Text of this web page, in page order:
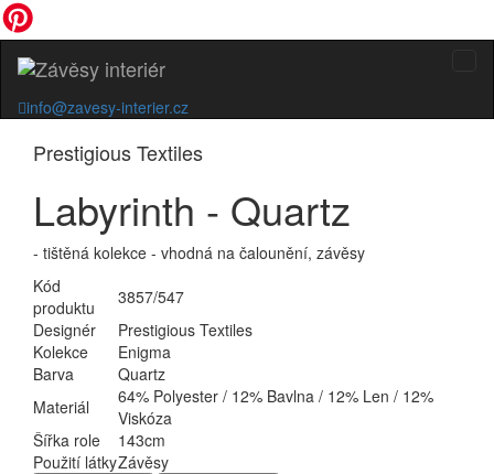
info@zavesy-interier.cz
Prestigious Textiles
Labyrinth - Quartz
- tištěná kolekce - vhodná na čalounění, závěsy
Kód
produktu
3857/547
Designér
Prestigious Textiles
Kolekce
Enigma
Barva
Quartz
Materiál
64% Polyester / 12% Bavlna / 12% Len / 12%
Viskóza
Šířka role
143cm
Použití látkyZávěsy